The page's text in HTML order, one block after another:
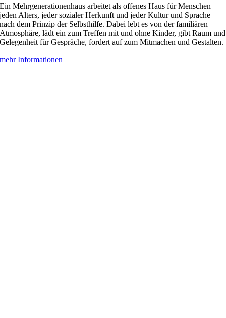
Ein Mehrgenerationenhaus arbeitet als offenes Haus für Menschen
jeden Alters, jeder sozialer Herkunft und jeder Kultur und Sprache
nach dem Prinzip der Selbsthilfe. Dabei lebt es von der familiären
Atmosphäre, lädt ein zum Treffen mit und ohne Kinder, gibt Raum und
Gelegenheit für Gespräche, fordert auf zum Mitmachen und Gestalten.
mehr Informationen